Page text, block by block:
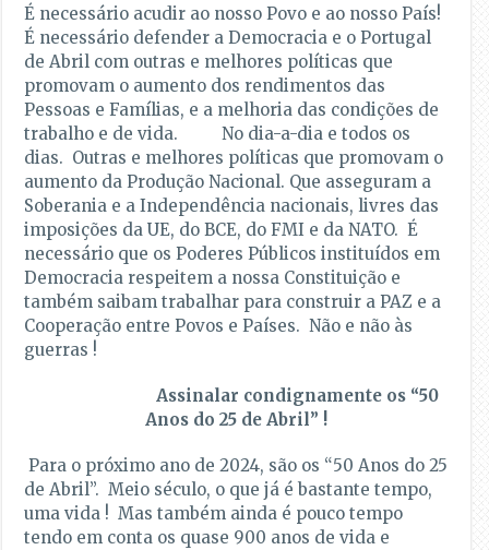
É necessário acudir ao nosso Povo e ao nosso País!
É necessário defender a Democracia e o Portugal
de Abril com outras e melhores políticas que
promovam o aumento dos rendimentos das
Pessoas e Famílias, e a melhoria das condições de
trabalho e de vida. No dia-a-dia e todos os
dias. Outras e melhores políticas que promovam o
aumento da Produção Nacional. Que asseguram a
Soberania e a Independência nacionais, livres das
imposições da UE, do BCE, do FMI e da NATO. É
necessário que os Poderes Públicos instituídos em
Democracia respeitem a nossa Constituição e
também saibam trabalhar para construir a PAZ e a
Cooperação entre Povos e Países. Não e não às
guerras !
Assinalar condignamente os “50
Anos do 25 de Abril” !
Para o próximo ano de 2024, são os “50 Anos do 25
de Abril”. Meio século, o que já é bastante tempo,
uma vida ! Mas também ainda é pouco tempo
tendo em conta os quase 900 anos de vida e